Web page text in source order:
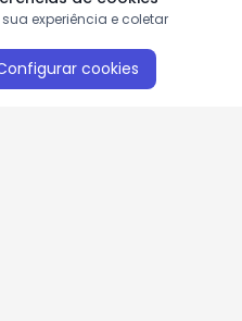
experiência e coletar
cookies